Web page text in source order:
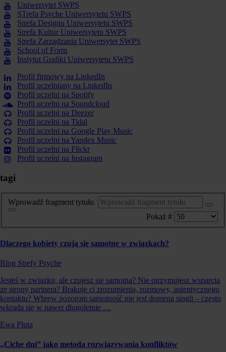
Uniwersytet SWPS
STrefa Psyche Uniwersytetu SWPS
Strefa Designu Uniwersytetu SWPS
Strefa Kultur Uniwersytetu SWPS
Strefa Zarządzania Uniwersytet SWPS
School of Form
Instytut Grafiki Uniwersytetu SWPS
Profil firmowy na LinkedIn
Profil uczelniany na LinkedIn
Profil uczelni na Spotify
Profil uczelni na Soundcloud
Profil uczelni na Deezer
Profil uczelni na Tidal
Profil uczelni na Google Play Music
Profil uczelni na Yandex Music
Profil uczelni na Flickr
Profil uczelni na Instagram
tagi
Wprowadź fragment tytułu
Pokaż #
Dlaczego kobiety czują się samotne w związkach?
Blog Strefy Psyche
Jesteś w związku, ale czujesz się samotna? Nie otrzymujesz wsparcia
ze strony partnera? Brakuje ci zrozumienia, rozmowy, autentycznego
kontaktu? Wbrew pozorom samotność nie jest domeną singli – często
wkrada się w nawet długoletnie …
Ewa Pluta
„Ciche dni” jako metoda rozwiązywania konfliktów